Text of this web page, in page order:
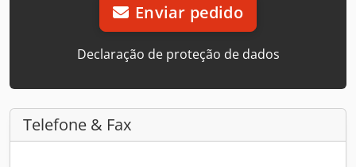
Enviar pedido
Declaração de proteção de dados
Telefone & Fax